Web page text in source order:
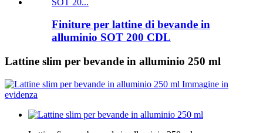
Finiture per lattine di bevande in
alluminio SOT 200 CDL
Lattine slim per bevande in alluminio 250 ml